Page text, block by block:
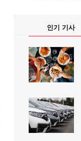
인기 기사